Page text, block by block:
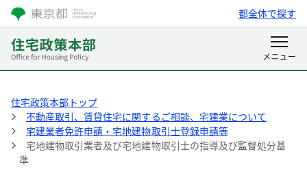
都全体で探す
住宅政策本部トップ
不動産取引、賃貸住宅に関するご相談、宅建業について
宅建業者免許申請・宅地建物取引士登録申請等
宅地建物取引業者及び宅地建物取引士の指導及び監督処分基
準